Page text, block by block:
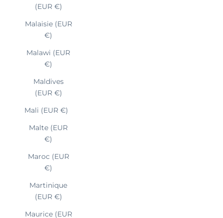
(EUR €)
Malaisie (EUR
€)
Malawi (EUR
€)
Maldives
(EUR €)
Mali (EUR €)
Malte (EUR
€)
Maroc (EUR
€)
Martinique
(EUR €)
Maurice (EUR